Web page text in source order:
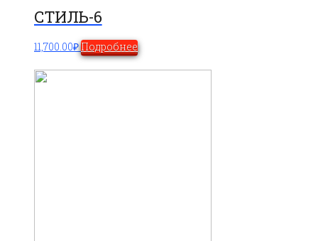
СТИЛЬ-6
11,700.00₽Подробнее